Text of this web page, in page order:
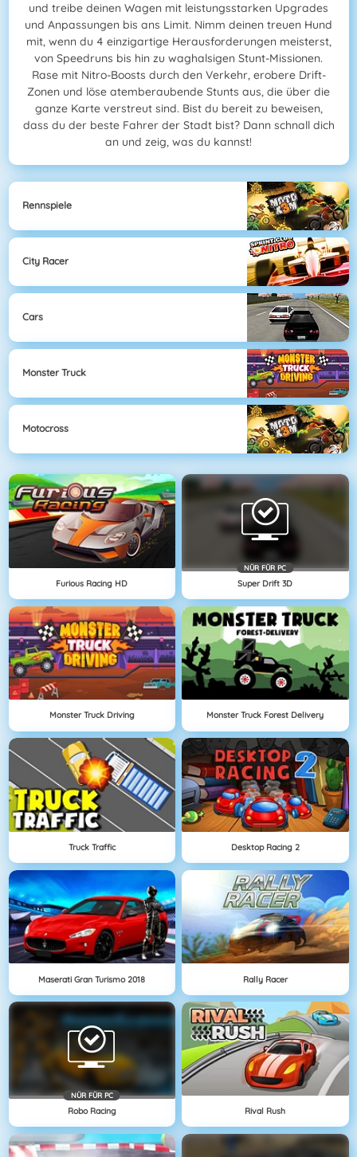
und treibe deinen Wagen mit leistungsstarken Upgrades
und Anpassungen bis ans Limit. Nimm deinen treuen Hund
mit, wenn du 4 einzigartige Herausforderungen meisterst,
von Speedruns bis hin zu waghalsigen Stunt-Missionen.
Rase mit Nitro-Boosts durch den Verkehr, erobere Drift-
Zonen und löse atemberaubende Stunts aus, die über die
ganze Karte verstreut sind. Bist du bereit zu beweisen,
dass du der beste Fahrer der Stadt bist? Dann schnall dich
an und zeig, was du kannst!
Rennspiele
City Racer
Cars
Monster Truck
Motocross
Furious Racing HD
NÜR FÜR PC
Super Drift 3D
Monster Truck Driving Monster Truck Forest Delivery
Truck Traffic Desktop Racing 2
Maserati Gran Turismo 2018 Rally Racer
NÜR FÜR PC
Robo Racing Rival Rush